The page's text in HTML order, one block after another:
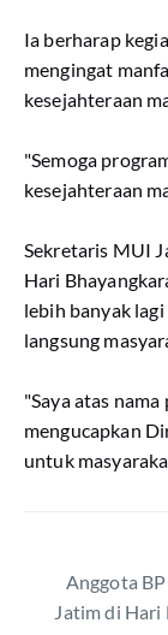
Ia berharap
mengingat
kesejahteraan
"Semoga
kesejahteraan
Sekretaris MUI
Hari
lebih banyak
langsung
"Saya atas
mengucapkan
untuk
Anggota
Jatim di Hari